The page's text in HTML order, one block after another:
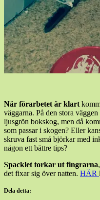
När förarbetet är klart
väggarna. På den stora
ljusgrön bokskog, men då
som passar i skogen? Eller
skruva fast små björkar med
någon ett bättre tips?
Spacklet torkar ut fingrarna
det fixar sig över natten. HÄR
Dela detta: